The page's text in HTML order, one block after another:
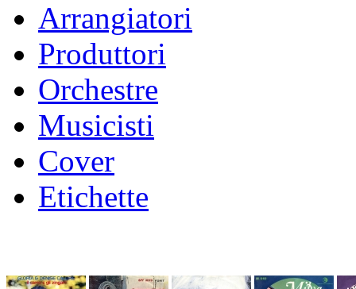
Arrangiatori
Produttori
Orchestre
Musicisti
Cover
Etichette